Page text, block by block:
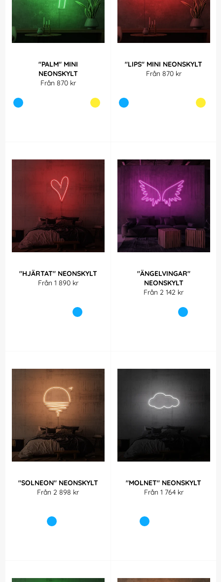
"PALM" MINI
NEONSKYLT
Från 870 kr
"LIPS" MINI NEONSKYLT
Från 870 kr
"HJÄRTAT" NEONSKYLT
Från 1 890 kr
"ÄNGELVINGAR"
NEONSKYLT
Från 2 142 kr
"SOLNEON" NEONSKYLT
Från 2 898 kr
"MOLNET" NEONSKYLT
Från 1 764 kr